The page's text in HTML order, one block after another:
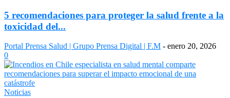
5 recomendaciones para proteger la salud frente a la
toxicidad del...
Portal Prensa Salud | Grupo Prensa Digital | F.M - enero 20, 2026
0
Noticias